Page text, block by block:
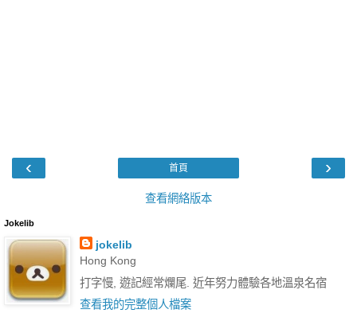
‹ ›
首頁
查看網絡版本
Jokelib
jokelib
Hong Kong
打字慢, 遊記經常爛尾. 近年努力體驗各地溫泉名宿
查看我的完整個人檔案